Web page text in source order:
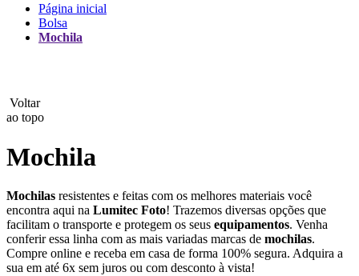
MAMEN
Nanlite
NEEWER
NiceFoto
NingBo Bolun
Página inicial
Bolsa
Mochila
Voltar
ao topo
Mochila
Mochilas resistentes e feitas com os melhores materiais você
encontra aqui na Lumitec Foto! Trazemos diversas opções que
facilitam o transporte e protegem os seus equipamentos. Venha
conferir essa linha com as mais variadas marcas de mochilas.
Compre online e receba em casa de forma 100% segura. Adquira a
sua em até 6x sem juros ou com desconto à vista!